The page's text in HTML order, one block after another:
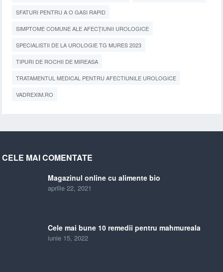
SFATURI PENTRU A O GASI RAPID
SIMPTOME COMUNE ALE AFECȚIUNII UROLOGICE
SPECIALISTII DE LA UROLOGIE TG MURES 2023
TIPURI DE ROCHII DE MIREASA
TRATAMENTUL MEDICAL PENTRU AFECTIUNILE UROLOGICE
VADREXIM.RO
CELE MAI COMENTATE
Magazinul online cu alimente bio
aprilie 22, 2021
Cele mai bune 10 remedii pentru mahmureala
iunie 15, 2022